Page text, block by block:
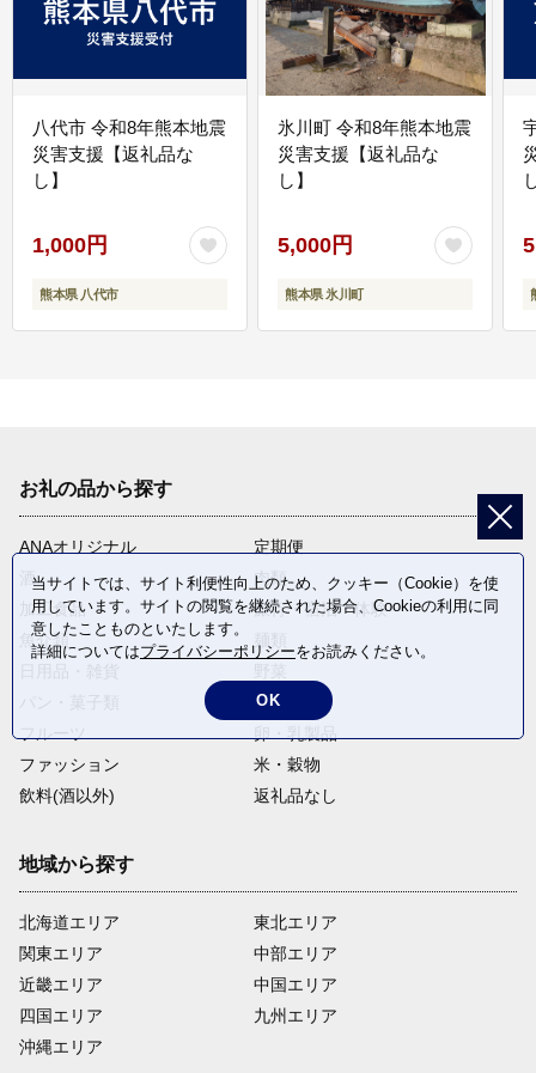
八代市 令和8年熊本地震
災害支援【返礼品な
し】
1,000円
熊本県 八代市
氷川町 令和8年熊本地震
災害支援【返礼品な
し】
5,000円
熊本県 氷川町
お礼の品から探す
ANAオリジナル
定期便
酒
肉類
加工食品
旅行・宿泊・体験
魚介類
電化製品
ファッション
米・穀物
飲料(酒以外)
返礼品なし
地域から探す
北海道エリア
関東エリア
近畿エリア
四国エリア
沖縄エリア
東北エリア
中部エリア
中国エリア
九州エリア
当サイトでは、サイト利便性向上のため、クッキー（Cookie）を使
用しています。サイトの閲覧を継続された場合、Cookieの利用に同
意したことものといたします。
詳細についてはプライバシーポリシーをお読みください。
OK